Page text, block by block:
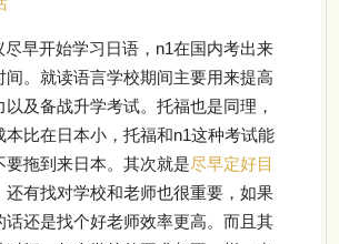
尽早开始学习日语，n1在国内考出来
间。就读语言学校期间主要用来提高
及备战升学考试。托福也是同理，
本比在日本小，托福和n1这种考试能
要拖到来日本。其次就是尽早定好目
还有找对学校和老师也很重要，如果
话还是找个好老师效率更高。而且其